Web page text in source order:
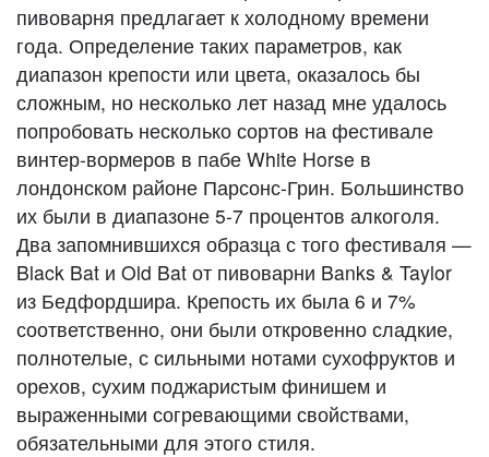
пивоварня предлагает к холодному времени
года. Определение таких параметров, как
диапазон крепости или цвета, оказалось бы
сложным, но несколько лет назад мне удалось
попробовать несколько сортов на фестивале
винтер-вормеров в пабе White Horse в
лондонском районе Парсонс-Грин. Большинство
их были в диапазоне 5-7 процентов алкоголя.
Два запомнившихся образца с того фестиваля —
Black Bat и Old Bat от пивоварни Banks & Taylor
из Бедфордшира. Крепость их была 6 и 7%
соответственно, они были откровенно сладкие,
полнотелые, с сильными нотами сухофруктов и
орехов, сухим поджаристым финишем и
выраженными согревающими свойствами,
обязательными для этого стиля.